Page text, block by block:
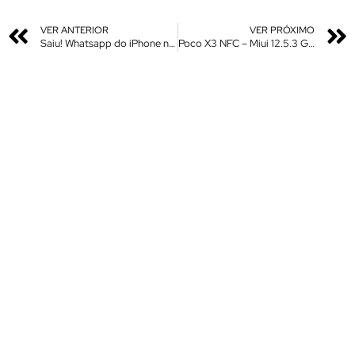
VER ANTERIOR
Saiu! Whatsapp do iPhone no Android – Fouad iOS 8.96F – Nova Atualização
VER PRÓXIMO
Poco X3 NFC – Miui 12.5.3 Global Estável – Nova Atualização Via Ota